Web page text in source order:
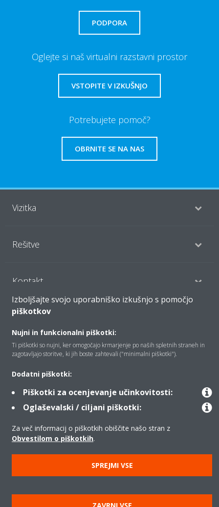
PODPORA
Oglejte si naš virtualni razstavni prostor
VSTOPITE V IZKUŠNJO
Potrebujete pomoč?
OBRNITE SE NA NAS
Vizitka
Rešitve
Kontakt
Izdelki
Copyright © Daikin
Pravno obvestilo
Poslovna določila in pogoji
Izboljšajte svojo uporabniško izkušnjo s pomočjo
piškotkov
Nujni in funkcionalni piškotki:
Ti piškotki so nujni, ker omogočajo krmarjenje po naših spletnih straneh in
zagotavljajo storitve, ki jih boste zahtevali ("minimalni piškotki").
Dodatni piškotki:
Piškotki za ocenjevanje učinkovitosti:
Oglaševalski / ciljani piškotki:
Za več informacij o piškotkih obiščite našo stran z
Obvestilom o piškotkih.
SPREJMI VSE